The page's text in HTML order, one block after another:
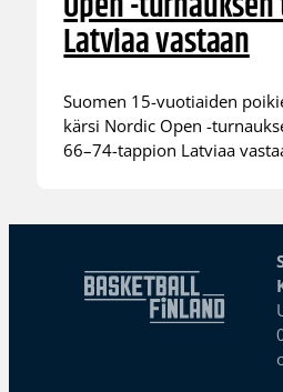
Latviaa vastaan
Suomen 15-vuotiaiden
kärsi Nordic Open -
66–74-tappion Latviaa